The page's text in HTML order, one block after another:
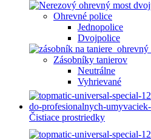
Ohrevné police
Jednopolice
Dvojpolice
Zásobníky tanierov
Neutrálne
Vyhrievané
Čistiace prostriedky